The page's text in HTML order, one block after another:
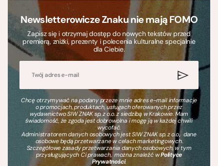
Newsletterowicze Znaku nie mają FOMO
Zapisz się i otrzymaj dostęp do nowych tekstów przed
premierą, zniżki, prezenty i polecenia kulturalne specjalnie
dla Ciebie.
Chcę otrzymywać na podany przeze mnie adres e-mail informacje
o promocjach, produktach, usługach oferowanych przez
wydawnictwo SIW ZNAK sp. z o.o. z siedzibą w Krakowie. Mam
świadomość, że zgoda jest dobrowolna i mogę ją w każdej chwili
wycofać.
Administratorem danych osobowych jest SIW ZNAK sp. z o.o., dane
osobowe będą przetwarzane w celach marketingowych.
Szczegółowe zasady przetwarzania danych osobowych, w tym
przysługujących Ci prawach, można znaleźć wPolityce
Prywatności.